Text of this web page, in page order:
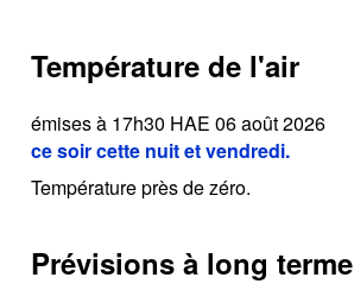
Température de l'air
émises à 17h30 HAE 06 août 2026
ce soir cette nuit et vendredi.
Température près de zéro.
Prévisions à long terme